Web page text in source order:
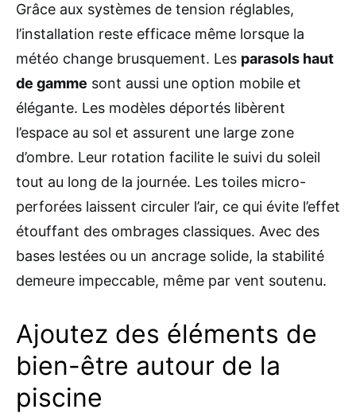
Grâce aux systèmes de tension réglables,
l’installation reste efficace même lorsque la
météo change brusquement. Les parasols haut
de gamme sont aussi une option mobile et
élégante. Les modèles déportés libèrent
l’espace au sol et assurent une large zone
d’ombre. Leur rotation facilite le suivi du soleil
tout au long de la journée. Les toiles micro-
perforées laissent circuler l’air, ce qui évite l’effet
étouffant des ombrages classiques. Avec des
bases lestées ou un ancrage solide, la stabilité
demeure impeccable, même par vent soutenu.
Ajoutez des éléments de
bien-être autour de la
piscine